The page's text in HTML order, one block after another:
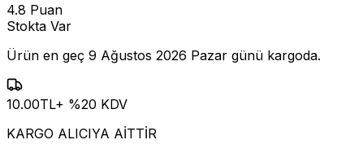
4.8 Puan
Stokta Var
Ürün en geç 9 Ağustos 2026 Pazar günü kargoda.
10.00TL+ %20 KDV
KARGO ALICIYA AİTTİR